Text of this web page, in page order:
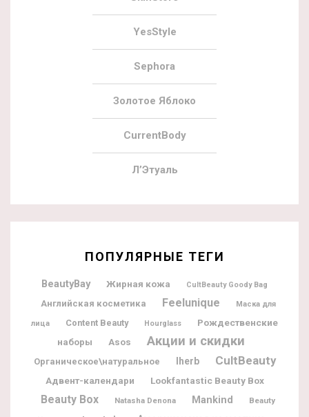
YesStyle
Sephora
Золотое Яблоко
CurrentBody
Л’Этуаль
ПОПУЛЯРНЫЕ ТЕГИ
BeautyBay Жирная кожа CultBeauty Goody Bag
Английская косметика Feelunique Маска для
лица Content Beauty Hourglass
Рождественские
наборы
Asos Акции и скидки
Органическое\натуральное Iherb CultBeauty
Адвент-календари Lookfantastic Beauty Box
Beauty Box Natasha Denona Mankind
Beauty